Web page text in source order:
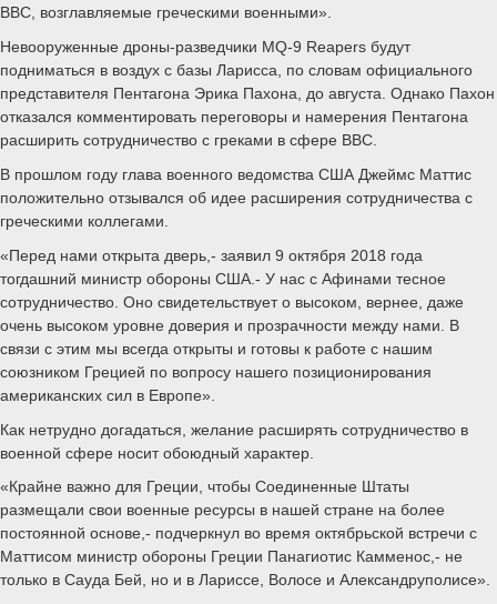
ВВС, возглавляемые греческими военными».
Невооруженные дроны-разведчики MQ-9 Reapers будут
подниматься в воздух с базы Ларисса, по словам официального
представителя Пентагона Эрика Пахона, до августа. Однако Пахон
отказался комментировать переговоры и намерения Пентагона
расширить сотрудничество с греками в сфере ВВС.
В прошлом году глава военного ведомства США Джеймс Маттис
положительно отзывался об идее расширения сотрудничества с
греческими коллегами.
«Перед нами открыта дверь,- заявил 9 октября 2018 года
тогдашний министр обороны США.- У нас с Афинами тесное
сотрудничество. Оно свидетельствует о высоком, вернее, даже
очень высоком уровне доверия и прозрачности между нами. В
связи с этим мы всегда открыты и готовы к работе с нашим
союзником Грецией по вопросу нашего позиционирования
американских сил в Европе».
Как нетрудно догадаться, желание расширять сотрудничество в
военной сфере носит обоюдный характер.
«Крайне важно для Греции, чтобы Соединенные Штаты
размещали свои военные ресурсы в нашей стране на более
постоянной основе,- подчеркнул во время октябрьской встречи с
Маттисом министр обороны Греции Панагиотис Камменос,- не
только в Сауда Бей, но и в Лариссе, Волосе и Александруполисе».